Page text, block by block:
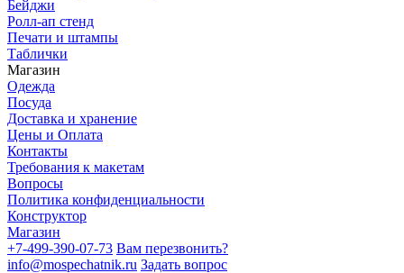
Бейджи
Ролл-ап стенд
Печати и штампы
Таблички
Магазин
Одежда
Посуда
Доставка и хранение
Цены и Оплата
Контакты
Требования к макетам
Вопросы
Политика конфиденциальности
Конструктор
Магазин
+7-499-390-07-73 Вам перезвонить?
info@mospechatnik.ru Задать вопрос